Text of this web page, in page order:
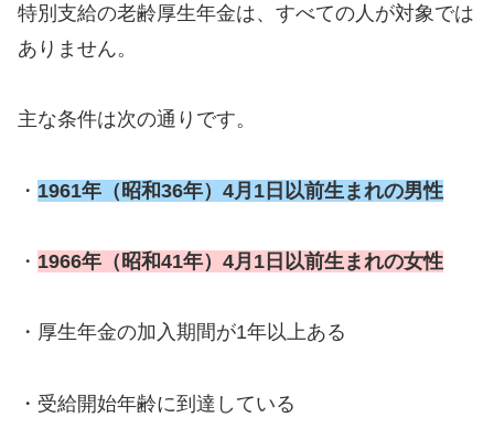
特別支給の老齢厚生年金は、すべての人が対象では
ありません。
主な条件は次の通りです。
・ 1961年（昭和36年）4月1日以前生まれの男性
・ 1966年（昭和41年）4月1日以前生まれの女性
・厚生年金の加入期間が1年以上ある
・受給開始年齢に到達している